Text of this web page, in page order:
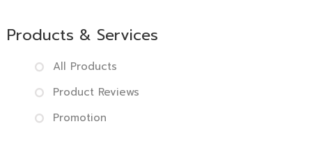
Products & Services
All Products
Product Reviews
Promotion